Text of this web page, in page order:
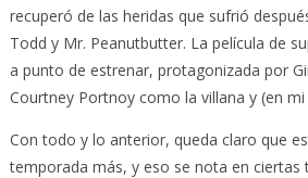
recuperó de las heridas que sufrió
Todd y Mr. Peanutbutter. La película de
a punto de estrenar, protagonizada por
Courtney Portnoy como la villana y (en
Con todo y lo anterior, queda claro que
temporada más, y eso se nota en ciertas